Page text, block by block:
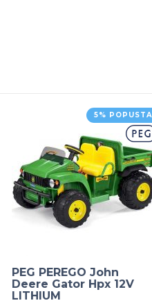
5% POPUSTA
PEG PEREGO John
Deere Gator Hpx 12V
LITHIUM